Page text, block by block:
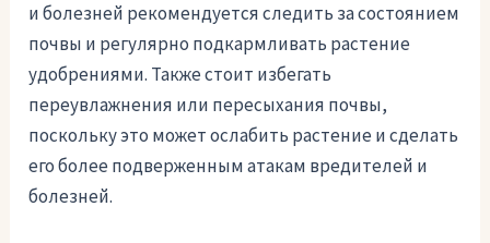
и болезней рекомендуется следить за состоянием
почвы и регулярно подкармливать растение
удобрениями. Также стоит избегать
переувлажнения или пересыхания почвы,
поскольку это может ослабить растение и сделать
его более подверженным атакам вредителей и
болезней.